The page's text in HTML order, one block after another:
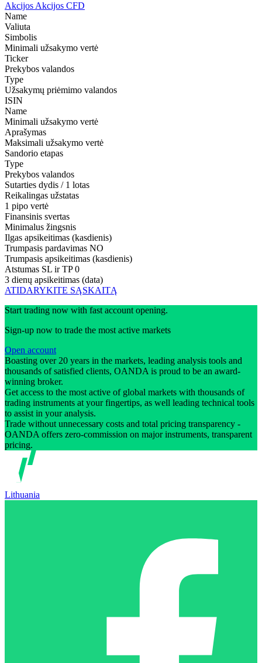
Akcijos Akcijos CFD
Name
Valiuta
Simbolis
Minimali užsakymo vertė
Ticker
Prekybos valandos
Type
Užsakymų priėmimo valandos
ISIN
Name
Minimali užsakymo vertė
Aprašymas
Maksimali užsakymo vertė
Sandorio etapas
Type
Prekybos valandos
Sutarties dydis / 1 lotas
Reikalingas užstatas
1 pipo vertė
Finansinis svertas
Minimalus žingsnis
Ilgas apsikeitimas (kasdienis)
Trumpasis pardavimas NO
Trumpasis apsikeitimas (kasdienis)
Atstumas SL ir TP 0
3 dienų apsikeitimas (data)
ATIDARYKITE SĄSKAITĄ
Start trading now with fast account opening.
Sign-up now to trade the most active markets
Open account
Boasting over 20 years in the markets, leading analysis tools and
thousands of satisfied clients, OANDA is proud to be an award-
winning broker.
Get access to the most active of global markets with thousands of
trading instruments at your fingertips, as well leading technical tools
to assist in your analysis.
Trade without unnecessary costs and total pricing transparency -
OANDA offers zero-commission on major instruments, transparent
pricing.
Lithuania